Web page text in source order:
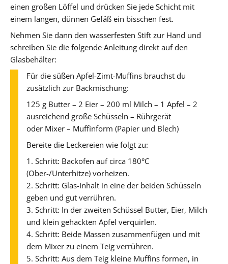
einen großen Löffel und drücken Sie jede Schicht mit
einem langen, dünnen Gefäß ein bisschen fest.
Nehmen Sie dann den wasserfesten Stift zur Hand und
schreiben Sie die folgende Anleitung direkt auf den
Glasbehälter:
Für die süßen Apfel-Zimt-Muffins brauchst du
zusätzlich zur Backmischung:
125 g Butter – 2 Eier – 200 ml Milch – 1 Apfel – 2
ausreichend große Schüsseln – Rührgerät
oder Mixer – Muffinform (Papier und Blech)
Bereite die Leckereien wie folgt zu:
1. Schritt: Backofen auf circa 180°C
(Ober-/Unterhitze) vorheizen.
2. Schritt: Glas-Inhalt in eine der beiden Schüsseln
geben und gut verrühren.
3. Schritt: In der zweiten Schüssel Butter, Eier, Milch
und klein gehackten Apfel verquirlen.
4. Schritt: Beide Massen zusammenfügen und mit
dem Mixer zu einem Teig verrühren.
5. Schritt: Aus dem Teig kleine Muffins formen, in